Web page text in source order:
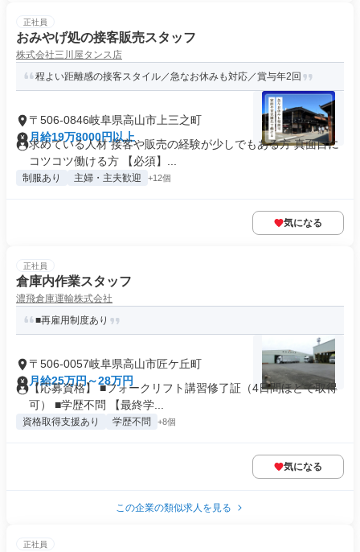
正社員
おみやげ処の接客販売スタッフ
株式会社三川屋タンス店
程よい距離感の接客スタイル／急なお休みも対応／賞与年2回
〒506-0846岐阜県高山市上三之町
月給19万8000円以上
求めている人材 接客や販売の経験が少しでもある方 真面目に
コツコツ働ける方 【必須】...
制服あり 主婦・主夫歓迎 +12個
気になる
正社員
倉庫内作業スタッフ
濃飛倉庫運輸株式会社
■再雇用制度あり
〒506-0057岐阜県高山市匠ケ丘町
月給25万円～28万円
【応募資格】 ■フォークリフト講習修了証（4日間ほどで取得
可） ■学歴不問 【最終学...
資格取得支援あり 学歴不問 +8個
気になる
この企業の類似求人を見る
正社員